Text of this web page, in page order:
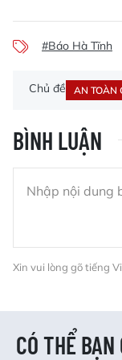
#Báo Hà Tĩnh
Chủ đề AN TOÀN
BÌNH LUẬN
Xin vui lòng gõ tiếng
CÓ THỂ